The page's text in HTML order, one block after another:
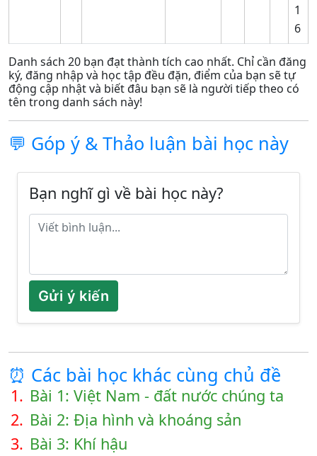
1
6
Danh sách 20 bạn đạt thành tích cao nhất. Chỉ cần đăng
ký, đăng nhập và học tập đều đặn, điểm của bạn sẽ tự
động cập nhật và biết đâu bạn sẽ là người tiếp theo có
tên trong danh sách này!
💬 Góp ý & Thảo luận bài học này
Bạn nghĩ gì về bài học này?
Gửi ý kiến
⏰ Các bài học khác cùng chủ đề
1. Bài 1: Việt Nam - đất nước chúng ta
2. Bài 2: Địa hình và khoáng sản
3. Bài 3: Khí hậu